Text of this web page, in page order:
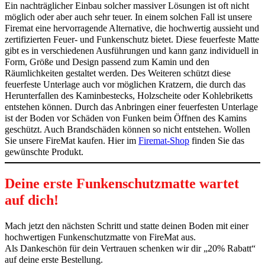
Ein nachträglicher Einbau solcher massiver Lösungen ist oft nicht
möglich oder aber auch sehr teuer. In einem solchen Fall ist unsere
Firemat eine hervorragende Alternative, die hochwertig aussieht und
zertifizierten Feuer- und Funkenschutz bietet. Diese feuerfeste Matte
gibt es in verschiedenen Ausführungen und kann ganz individuell in
Form, Größe und Design passend zum Kamin und den
Räumlichkeiten gestaltet werden. Des Weiteren schützt diese
feuerfeste Unterlage auch vor möglichen Kratzern, die durch das
Herunterfallen des Kaminbestecks, Holzscheite oder Kohlebriketts
entstehen können. Durch das Anbringen einer feuerfesten Unterlage
ist der Boden vor Schäden von Funken beim Öffnen des Kamins
geschützt. Auch Brandschäden können so nicht entstehen. Wollen
Sie unsere FireMat kaufen. Hier im Firemat-Shop finden Sie das
gewünschte Produkt.
Deine erste Funkenschutzmatte wartet
auf dich!
Mach jetzt den nächsten Schritt und statte deinen Boden mit einer
hochwertigen Funkenschutzmatte von FireMat aus.
Als Dankeschön für dein Vertrauen schenken wir dir „20% Rabatt“
auf deine erste Bestellung.